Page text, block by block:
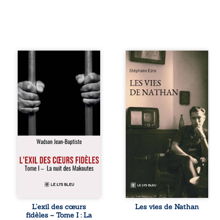
« Une nuit suffit
parfois pour briser
une famille… mais
certaines fidélités
traversent les
années. » Haïti,
sous la dictature
des Duvalier. La
peur s’étend
jusque dans les
villages les plus
reculés. À Bainet,
Jean-Joël Joli
mène une
avec sa famille.
respecté, il refuse
pourtant de
L’exil des cœurs
fidèles – Tome I : La
Les vies de
Nathan est un
né en trois jours,
au printemps
2026. Pour la
première fois,
Stéphane Ezra,
médium, a pu
communiquer
avec son père,
disparu depuis
plus de vingt ans
et qu’il n’a jamais
connu. De ce
dialogue par-delà
la mort naissent
des poèmes qui
retracent une vie
Les vies de Nathan